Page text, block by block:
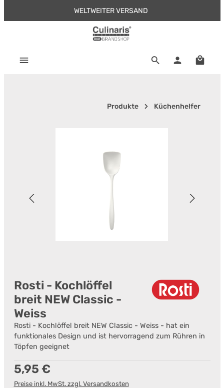
Zum Hauptinhalt springenWELTWEITER VERSAND
Produkte Küchenhelfer
Rosti - Kochlöffel
breit NEW Classic -
Weiss
Rosti - Kochlöffel breit NEW Classic - Weiss - hat ein
funktionales Design und ist hervorragend zum Rühren in
Töpfen geeignet
Regulärer Preis:
5,95 €
Preise inkl. MwSt. zzgl. Versandkosten